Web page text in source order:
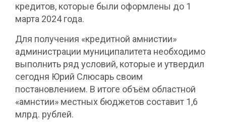
кредитов, которые были оформлены до 1
марта 2024 года.
Для получения «кредитной амнистии»
администрации муниципалитета необходимо
выполнить ряд условий, которые и утвердил
сегодня Юрий Слюсарь своим
постановлением. В итоге объём областной
«амнстии» местных бюджетов составит 1,6
млрд. рублей.